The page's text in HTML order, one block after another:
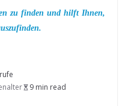
zu finden und hilft Ihnen,
9 min read